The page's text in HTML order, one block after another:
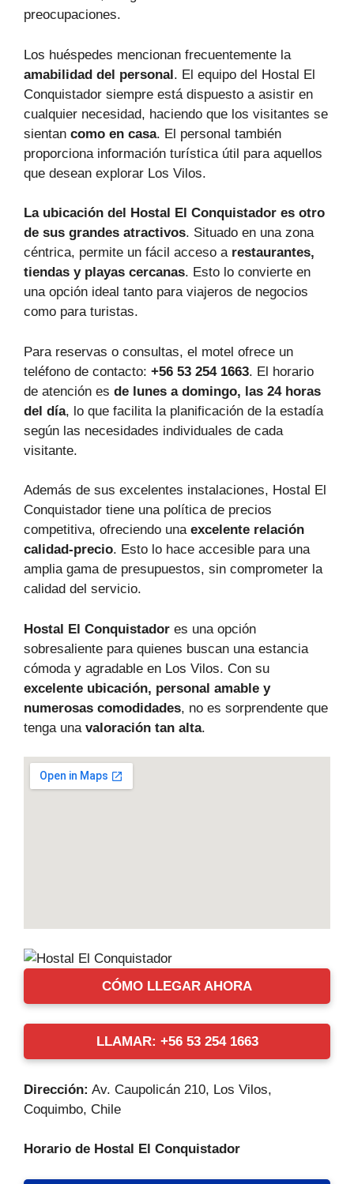
preocupaciones.
Los huéspedes mencionan frecuentemente la
amabilidad del personal. El equipo del Hostal El
Conquistador siempre está dispuesto a asistir en
cualquier necesidad, haciendo que los visitantes se
sientan como en casa. El personal también
proporciona información turística útil para aquellos
que desean explorar Los Vilos.
La ubicación del Hostal El Conquistador es otro
de sus grandes atractivos. Situado en una zona
céntrica, permite un fácil acceso a restaurantes,
tiendas y playas cercanas. Esto lo convierte en
una opción ideal tanto para viajeros de negocios
como para turistas.
Para reservas o consultas, el motel ofrece un
teléfono de contacto: +56 53 254 1663. El horario
de atención es de lunes a domingo, las 24 horas
del día, lo que facilita la planificación de la estadía
según las necesidades individuales de cada
visitante.
Además de sus excelentes instalaciones, Hostal El
Conquistador tiene una política de precios
competitiva, ofreciendo una excelente relación
calidad-precio. Esto lo hace accesible para una
amplia gama de presupuestos, sin comprometer la
calidad del servicio.
Hostal El Conquistador es una opción
sobresaliente para quienes buscan una estancia
cómoda y agradable en Los Vilos. Con su
excelente ubicación, personal amable y
numerosas comodidades, no es sorprendente que
tenga una valoración tan alta.
CÓMO LLEGAR AHORA
LLAMAR: +56 53 254 1663
Dirección: Av. Caupolicán 210, Los Vilos,
Coquimbo, Chile
Horario de Hostal El Conquistador